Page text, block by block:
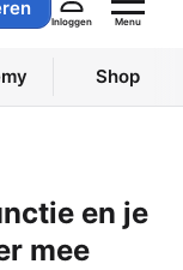
Inloggen Menu
Shop
en je
mee